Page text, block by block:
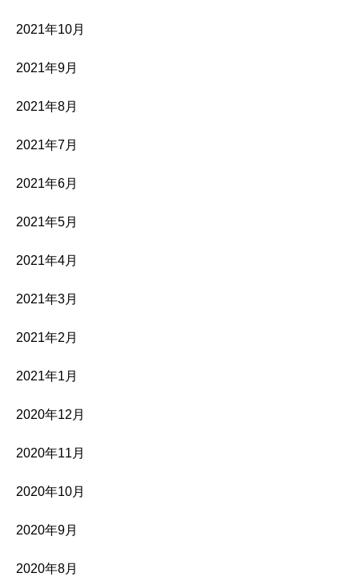
2021年10月
2021年9月
2021年8月
2021年7月
2021年6月
2021年5月
2021年4月
2021年3月
2021年2月
2021年1月
2020年12月
2020年11月
2020年10月
2020年9月
2020年8月